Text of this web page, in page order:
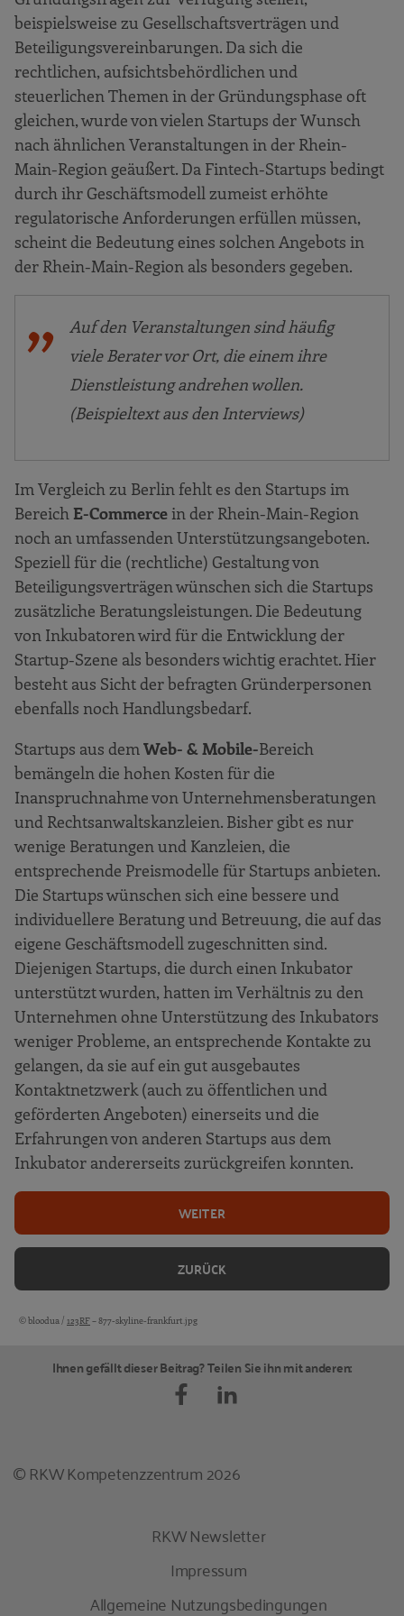
beispielsweise zu Gesellschaftsverträgen und
Beteiligungsvereinbarungen. Da sich die
rechtlichen, aufsichtsbehördlichen und
steuerlichen Themen in der Gründungsphase oft
gleichen, wurde von vielen Startups der Wunsch
nach ähnlichen Veranstaltungen in der Rhein-
Main-Region geäußert. Da Fintech-Startups bedingt
durch ihr Geschäftsmodell zumeist erhöhte
regulatorische Anforderungen erfüllen müssen,
scheint die Bedeutung eines solchen Angebots in
der Rhein-Main-Region als besonders gegeben.
Auf den Veranstaltungen sind häufig
viele Berater vor Ort, die einem ihre
Dienstleistung andrehen wollen.
(Beispieltext aus den Interviews)
Im Vergleich zu Berlin fehlt es den Startups im
Bereich E-Commerce in der Rhein-Main-Region
noch an umfassenden Unterstützungsangeboten.
Speziell für die (rechtliche) Gestaltung von
Beteiligungsverträgen wünschen sich die Startups
zusätzliche Beratungsleistungen. Die Bedeutung
von Inkubatoren wird für die Entwicklung der
Startup-Szene als besonders wichtig erachtet. Hier
besteht aus Sicht der befragten Gründerpersonen
ebenfalls noch Handlungsbedarf.
Startups aus dem Web- & Mobile-Bereich
bemängeln die hohen Kosten für die
Inanspruchnahme von Unternehmensberatungen
und Rechtsanwaltskanzleien. Bisher gibt es nur
wenige Beratungen und Kanzleien, die
entsprechende Preismodelle für Startups anbieten.
Die Startups wünschen sich eine bessere und
individuellere Beratung und Betreuung, die auf das
eigene Geschäftsmodell zugeschnitten sind.
Diejenigen Startups, die durch einen Inkubator
unterstützt wurden, hatten im Verhältnis zu den
Unternehmen ohne Unterstützung des Inkubators
weniger Probleme, an entsprechende Kontakte zu
gelangen, da sie auf ein gut ausgebautes
Kontaktnetzwerk (auch zu öffentlichen und
geförderten Angeboten) einerseits und die
Erfahrungen von anderen Startups aus dem
Inkubator andererseits zurückgreifen konnten.
ZURÜCK
WEITER
Bildquellen und Copyright-Hinweise
© bloodua / 123RF– 877-skyline-frankfurt.jpg
Ihnen gefällt dieser Beitrag? Teilen Sie ihn mit anderen:
© RKW Kompetenzzentrum 2026
RKW Newsletter
Impressum
Allgemeine Nutzungsbedingungen